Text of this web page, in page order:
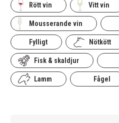
Rött vin Vitt vin
Mousserande vin
Fylligt Nötkött
Fisk & skaldjur
Lamm Fågel